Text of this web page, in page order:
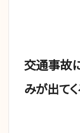
交通事故
みが出て